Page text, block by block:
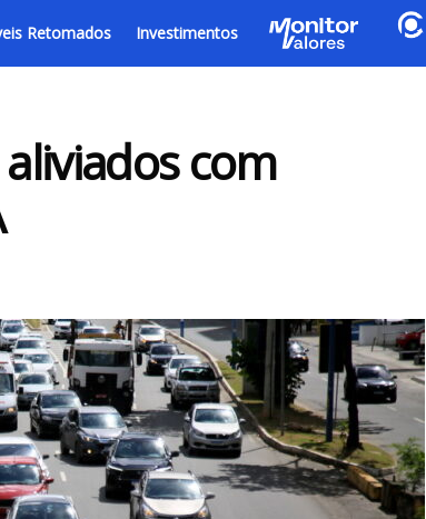
Retomados Investimentos
com